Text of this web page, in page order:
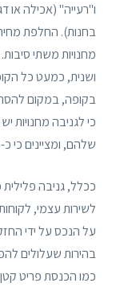
ו"רעייה" (אכילה
בחנות). החלפת
מחנויות משתי
ושנית, כמעט כל
בקופה, במקום
כי לגניבה
שלהם, ומציינים כי כ-0.6% מכלל המלאי נעלם לגנבים.
ככלל, גניבה
לשירות עצמי,
על הנכס על ידי
בהירות שעלולים
כמו הכנסת פריט